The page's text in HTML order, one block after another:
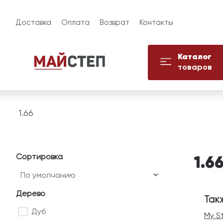
Доставка Оплата Возврат Контакты
Каталог
товаров
1.66
Сортировка
Дерево
Дуб
1.66
My